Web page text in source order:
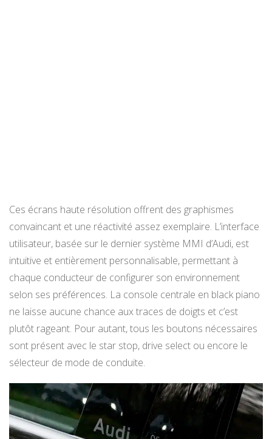
Ces écrans haute résolution offrent des graphismes
convaincant et une réactivité assez exemplaire. L’interface
utilisateur, basée sur le dernier système MMI d’Audi, est
intuitive et entièrement personnalisable, permettant à
chaque conducteur de configurer son environnement
selon ses préférences. La console centrale en black piano
ne laisse aucune chance aux traces de doigts et c’est
plutôt rageant. Pour autant, tous les boutons nécessaires
sont présent avec le star stop, drive select ou encore le
sélecteur de mode de conduite.